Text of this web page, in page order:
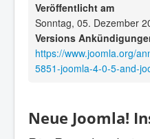
Veröffentlicht am
Sonntag, 05. Dezember
Versions
https://www.joomla.org/
5851-joomla-4-0-5-and-
Neue Joomla!